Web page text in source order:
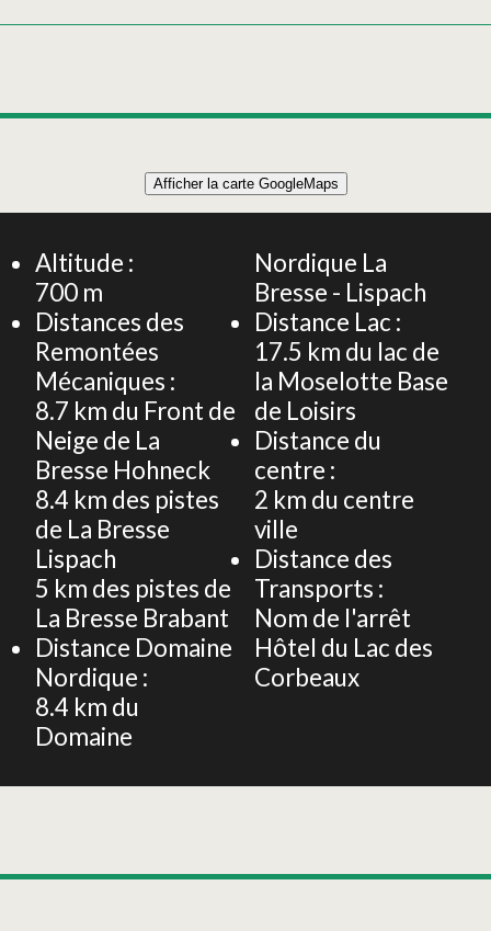
Maison 10 personnes - Gîte de Montagne
Afficher la carte GoogleMaps
Altitude :
700 m
Distances des
Remontées
Mécaniques :
8.7 km du Front de
Neige de La
Bresse Hohneck
8.4 km des pistes
de La Bresse
Lispach
5 km des pistes de
La Bresse Brabant
Distance Domaine
Nordique :
8.4 km du
Domaine
Nordique La
Bresse - Lispach
Distance Lac :
17.5 km du lac de
la Moselotte Base
de Loisirs
Distance du
centre :
2 km du centre
ville
Distance des
Transports :
Nom de l'arrêt
Hôtel du Lac des
Corbeaux